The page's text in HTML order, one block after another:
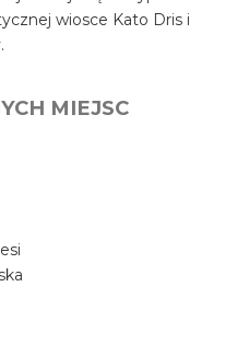
wiosce Kato Dris i
MIEJSC